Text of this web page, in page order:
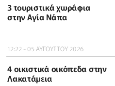
3 τουριστικά χωράφια
στην Αγία Νάπα
12:22 - 05 ΑΥΓΟΥΣΤΟΥ 2026
4 οικιστικά οικόπεδα στην
Λακατάμεια